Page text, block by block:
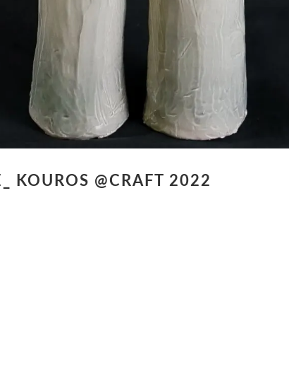
KOUROS @CRAFT 2022